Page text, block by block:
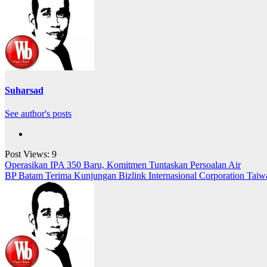
Suharsad
See author's posts
Post Views: 9
Navigasi
pos
Operasikan IPA 350 Baru, Komitmen Tuntaskan Persoalan Air
BP Batam Terima Kunjungan Bizlink Internasional Corporation